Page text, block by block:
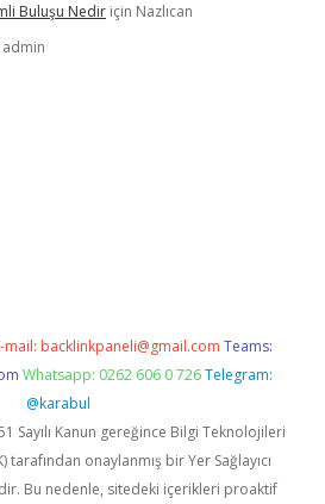
Buluşu Nedir için Nazlıcan
admin
mail: backlinkpaneli@gmail.com Teams:
Whatsapp: 0262 606 0 726 Telegram:
@karabul
Sayılı Kanun gereğince Bilgi Teknolojileri
tarafından onaylanmış bir Yer Sağlayıcı
Bu nedenle, sitedeki içerikleri proaktif